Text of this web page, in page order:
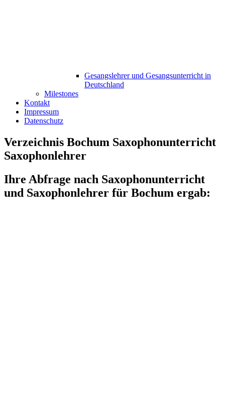
Gesangslehrer und Gesangsunterricht in
Deutschland
Milestones
Kontakt
Impressum
Datenschutz
Verzeichnis Bochum Saxophonunterricht
Saxophonlehrer
Ihre Abfrage nach Saxophonunterricht
und Saxophonlehrer für Bochum ergab: